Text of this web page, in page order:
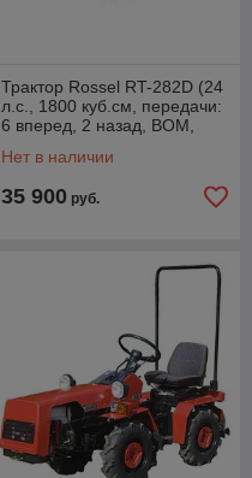
Трактор Rossel RT-282D (24
л.с., 1800 куб.см, передачи:
6 вперед, 2 назад, ВОМ,
Нет в наличии
35 900 руб.